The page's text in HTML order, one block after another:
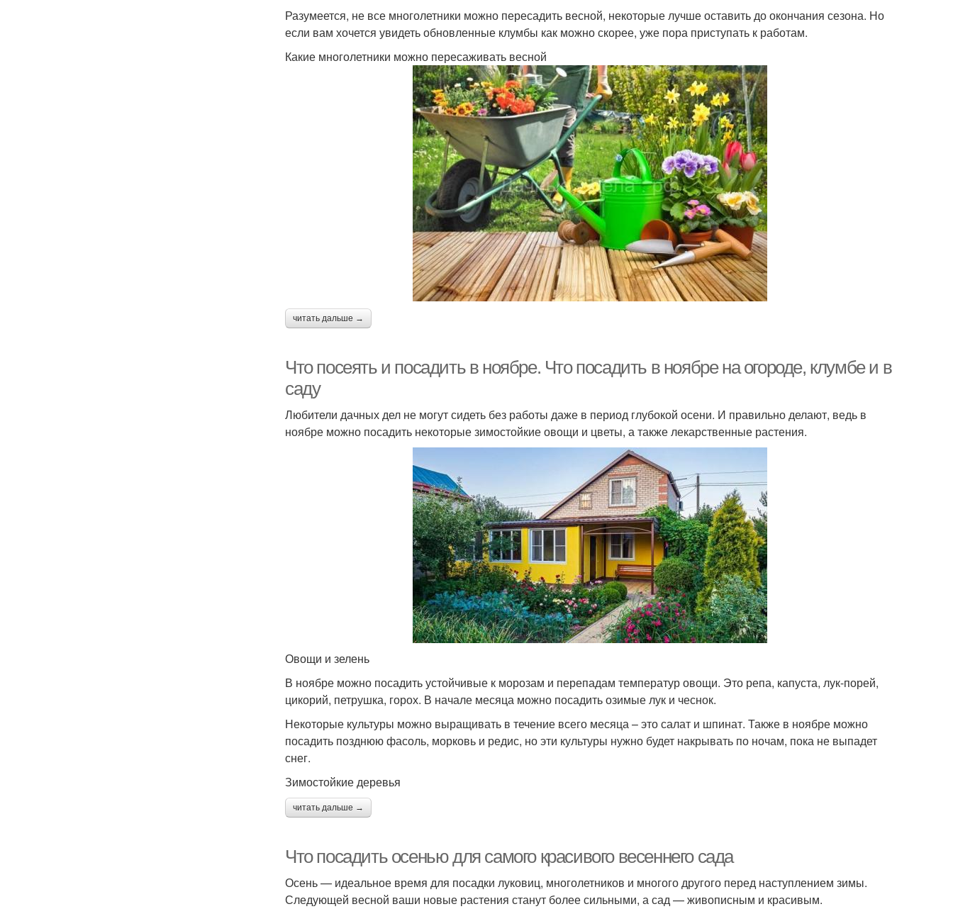
Разумеется, не все многолетники можно пересадить весной, некоторые лучше оставить до окончания сезона. Но
если вам хочется увидеть обновленные клумбы как можно скорее, уже пора приступать к работам.
Какие многолетники можно пересаживать весной
читать дальше →
Что посеять и посадить в ноябре. Что посадить в ноябре на огороде, клумбе и в
саду
Любители дачных дел не могут сидеть без работы даже в период глубокой осени. И правильно делают, ведь в
ноябре можно посадить некоторые зимостойкие овощи и цветы, а также лекарственные растения.
Овощи и зелень
В ноябре можно посадить устойчивые к морозам и перепадам температур овощи. Это репа, капуста, лук-порей,
цикорий, петрушка, горох. В начале месяца можно посадить озимые лук и чеснок.
Некоторые культуры можно выращивать в течение всего месяца – это салат и шпинат. Также в ноябре можно
посадить позднюю фасоль, морковь и редис, но эти культуры нужно будет накрывать по ночам, пока не выпадет
снег.
Зимостойкие деревья
читать дальше →
Что посадить осенью для самого красивого весеннего сада
Осень — идеальное время для посадки луковиц, многолетников и многого другого перед наступлением зимы.
Следующей весной ваши новые растения станут более сильными, а сад — живописным и красивым.